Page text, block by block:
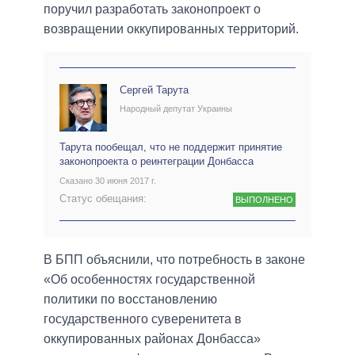
поручил разработать законопроект о
возвращении оккупированных территорий.
Сергей Тарута
Народный депутат Украины
Тарута пообещал, что не поддержит принятие
законопроекта о реинтеграции Донбасса
Сказано 30 июня 2017 г.
Статус обещания: ВЫПОЛНЕНО
В БПП объяснили, что потребность в законе
«Об особенностях государственной
политики по восстановлению
государственного суверенитета в
оккупированных районах Донбасса»